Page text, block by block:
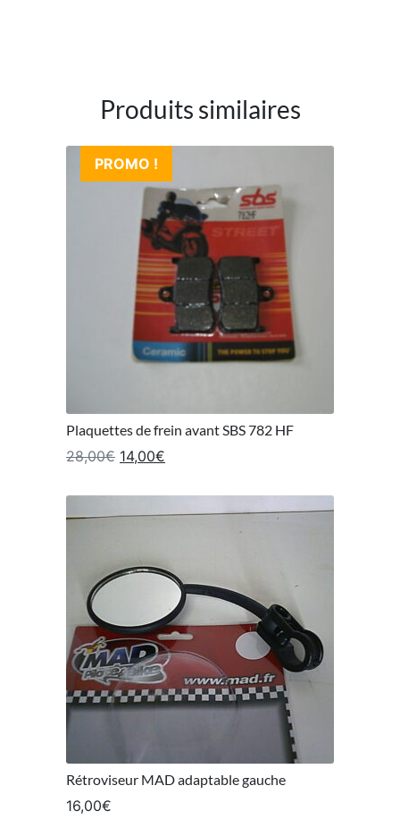
Produits similaires
PROMO !
Plaquettes de frein avant SBS 782 HF
28,00€ Le prix initial était : 28,00€.
14,00€
Rétroviseur MAD adaptable gauche
16,00€